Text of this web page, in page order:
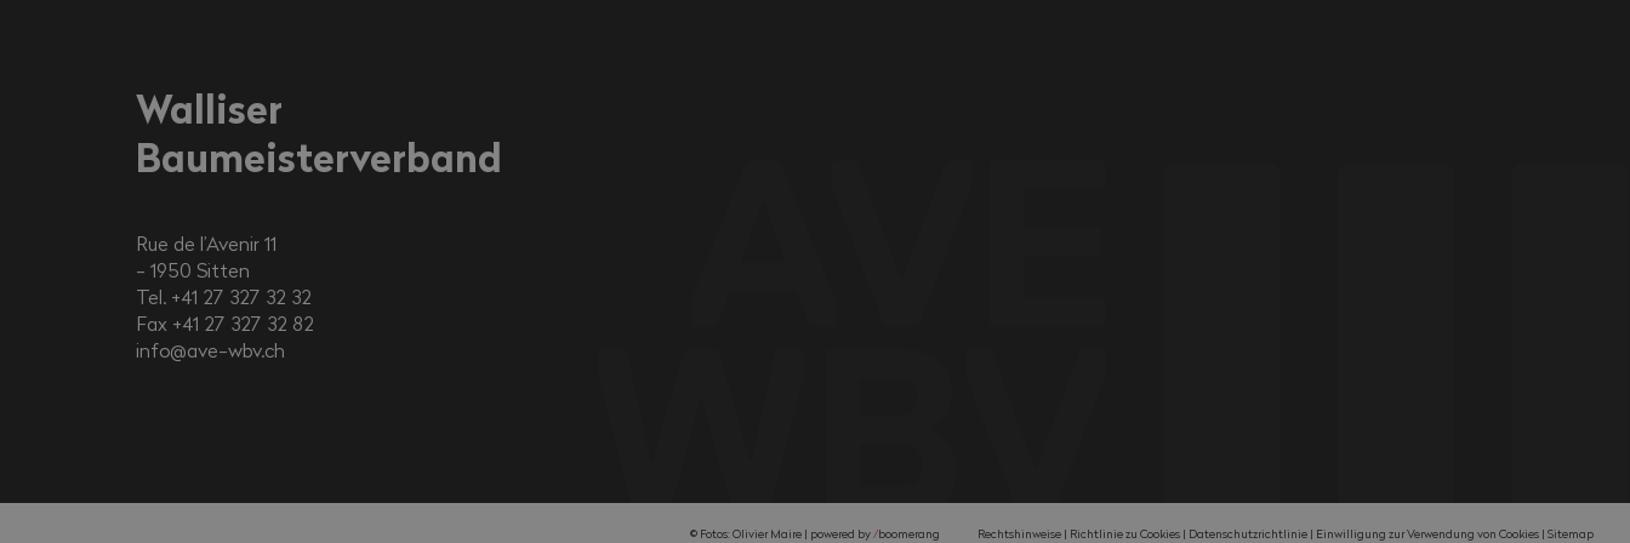
Philippe Troillet
Walliser
Baumeisterverband
Rue de l’Avenir 11
1950 Sitten
Tel. +41 27 327 32 32
Fax +41 27 327 32 82
info@ave-wbv.ch
Rechtshinweise Richtlinie zu Cookies Datenschutzrichtlinie Einwilligung zur Verwendung von Cookies Sitemap
© Fotos: Olivier Maire | powered by/boomerang